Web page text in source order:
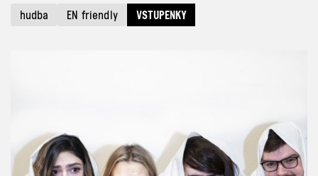
hudba EN friendly VSTUPENKY